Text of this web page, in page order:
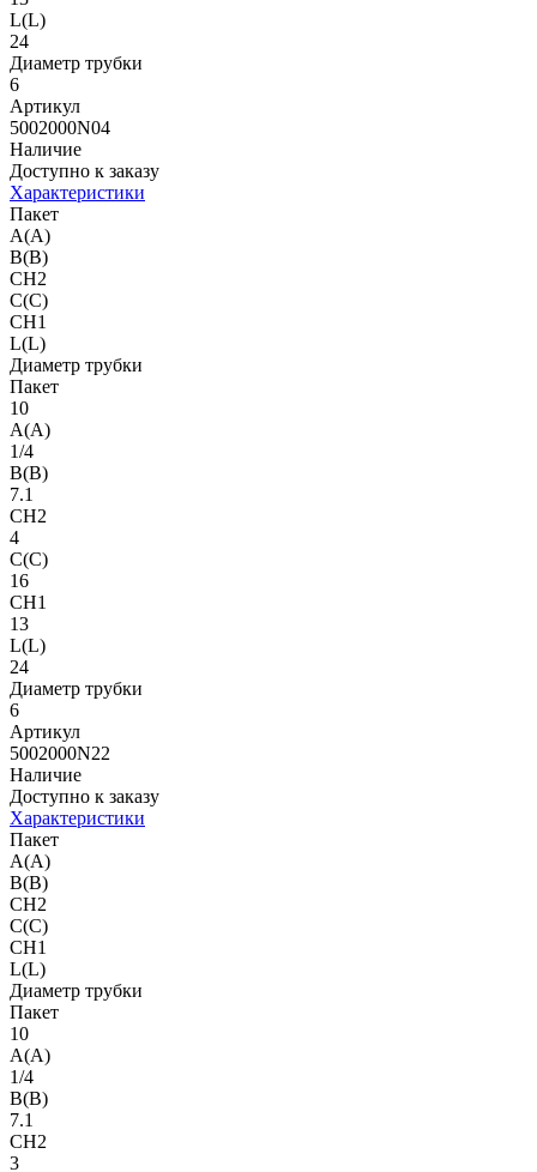
L(L)
24
Диаметр трубки
6
Артикул
5002000N04
Наличие
Доступно к заказу
Характеристики
Пакет
A(A)
B(B)
CH2
C(C)
CH1
L(L)
Диаметр трубки
Пакет
10
A(A)
1/4
B(B)
7.1
CH2
4
C(C)
16
CH1
13
L(L)
24
Диаметр трубки
6
Артикул
5002000N22
Наличие
Доступно к заказу
Характеристики
Пакет
A(A)
B(B)
CH2
C(C)
CH1
L(L)
Диаметр трубки
Пакет
10
A(A)
1/4
B(B)
7.1
CH2
3